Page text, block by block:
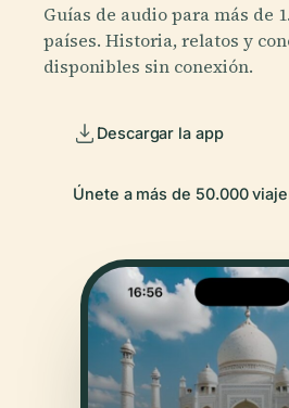
Guías de audio para más de
países. Historia, relatos y
disponibles sin conexión.
Descargar la app
Únete a más de 50.000